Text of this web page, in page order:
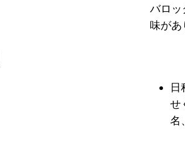
バロッ
味があ
日
せ
名